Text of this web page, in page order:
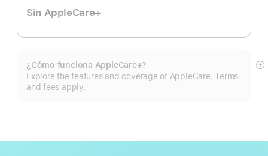
Sin AppleCare+
¿Cómo funciona AppleCare+?
Explore the features and coverage of AppleCare. Terms
and fees apply.